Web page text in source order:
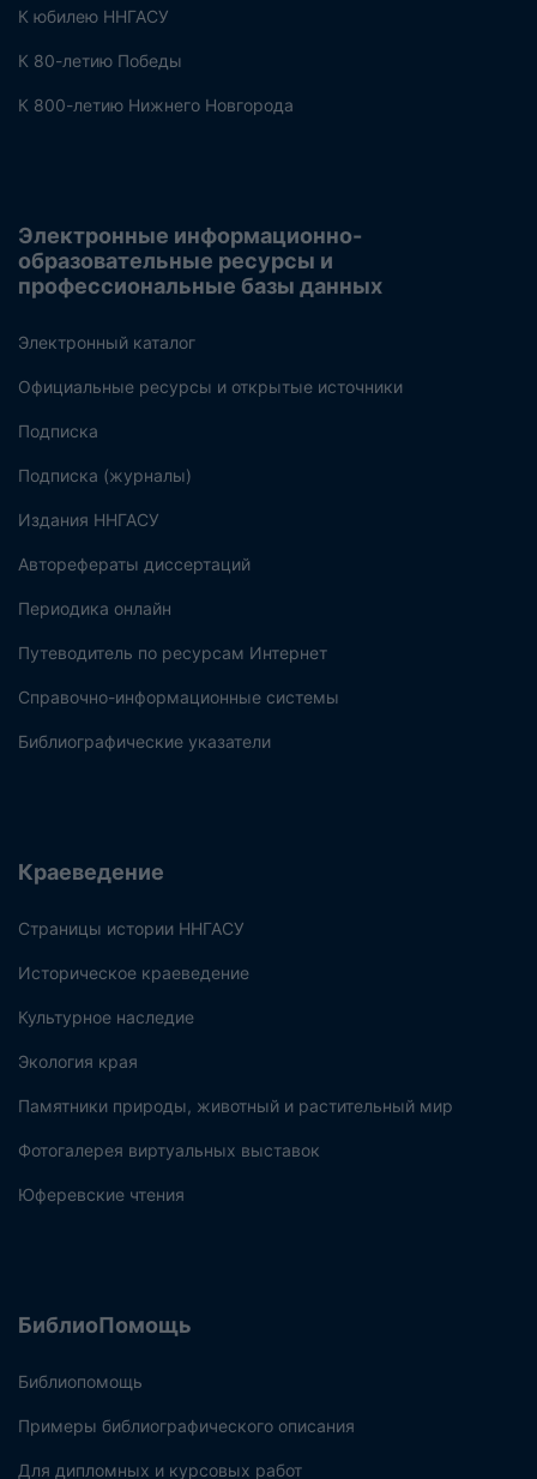
К юбилею ННГАСУ
К 80-летию Победы
К 800-летию Нижнего Новгорода
Электронные информационно-
образовательные ресурсы и
профессиональные базы данных
Электронный каталог
Официальные ресурсы и открытые источники
Подписка
Подписка (журналы)
Издания ННГАСУ
Авторефераты диссертаций
Периодика онлайн
Путеводитель по ресурсам Интернет
Справочно-информационные системы
Библиографические указатели
Краеведение
Страницы истории ННГАСУ
Историческое краеведение
Культурное наследие
Экология края
Памятники природы, животный и растительный мир
Фотогалерея виртуальных выставок
Юферевские чтения
БиблиоПомощь
Библиопомощь
Примеры библиографического описания
Для дипломных и курсовых работ